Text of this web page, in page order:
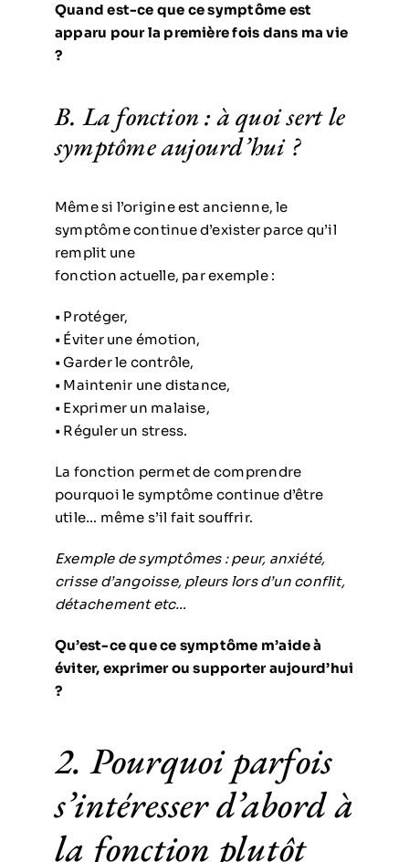
Quand est-ce que ce symptôme est
apparu pour la première fois dans ma vie
?
B. La fonction : à quoi sert le
symptôme aujourd’hui ?
Même si l’origine est ancienne, le
symptôme continue d’exister parce qu’il
remplit une
fonction actuelle, par exemple :
• Protéger,
• Éviter une émotion,
• Garder le contrôle,
• Maintenir une distance,
• Exprimer un malaise,
• Réguler un stress.
La fonction permet de comprendre
pourquoi le symptôme continue d’être
utile… même s’il fait souffrir.
Exemple de symptômes : peur, anxiété,
crisse d’angoisse, pleurs lors d’un conflit,
détachement etc…
Qu’est-ce que ce symptôme m’aide à
éviter, exprimer ou supporter aujourd’hui
?
2. Pourquoi parfois
s’intéresser d’abord à
la fonction plutôt